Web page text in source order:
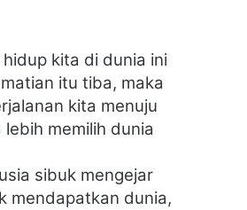
kita di dunia ini
itu tiba, maka
kita menuju
memilih dunia
sibuk mengejar
mendapatkan dunia,